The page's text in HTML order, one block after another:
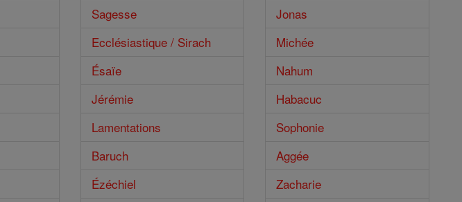
Sagesse
Ecclésiastique / Sirach
Ésaïe
Jérémie
Lamentations
Baruch
Ézéchiel
Jonas
Michée
Nahum
Habacuc
Sophonie
Aggée
Zacharie